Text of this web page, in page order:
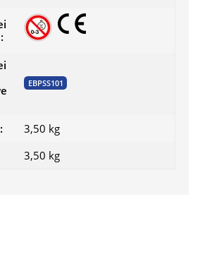
EBPSS101
3,50 kg
3,50 kg